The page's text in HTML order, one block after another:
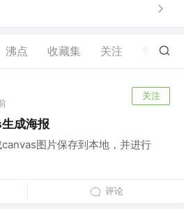
沸点 收藏集 关注 4
关注
成海报
图片保存到本地，并进行
评论